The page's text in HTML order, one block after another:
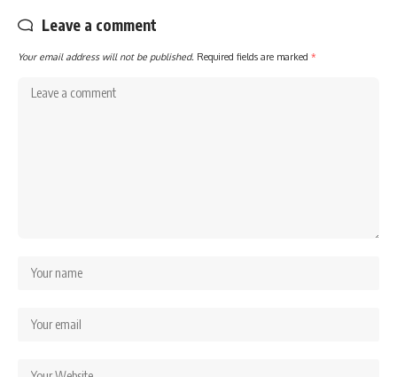
Leave a comment
Your email address will not be published. Required fields are marked *